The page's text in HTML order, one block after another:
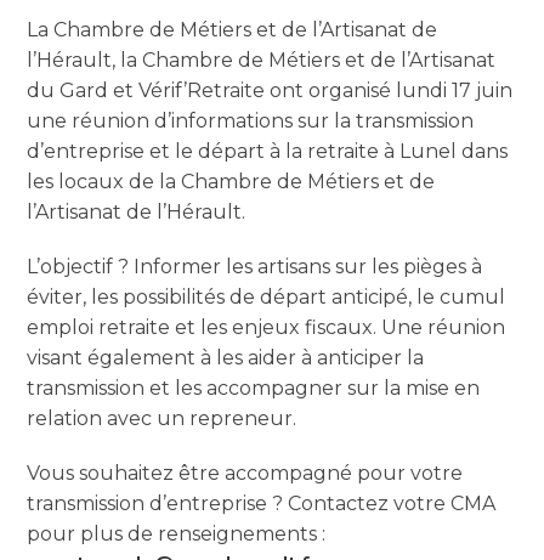
La Chambre de Métiers et de l’Artisanat de
l’Hérault, la Chambre de Métiers et de l’Artisanat
du Gard et Vérif’Retraite ont organisé lundi 17 juin
une réunion d’informations sur la transmission
d’entreprise et le départ à la retraite à Lunel dans
les locaux de la Chambre de Métiers et de
l’Artisanat de l’Hérault.
L’objectif ? Informer les artisans sur les pièges à
éviter, les possibilités de départ anticipé, le cumul
emploi retraite et les enjeux fiscaux. Une réunion
visant également à les aider à anticiper la
transmission et les accompagner sur la mise en
relation avec un repreneur.
Vous souhaitez être accompagné pour votre
transmission d’entreprise ? Contactez votre CMA
pour plus de renseignements :